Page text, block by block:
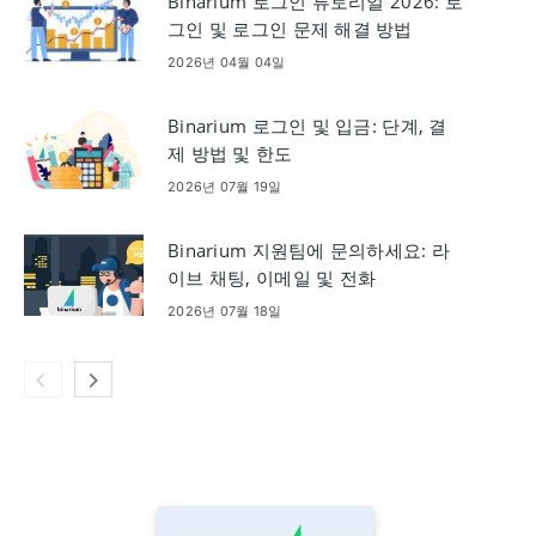
그인 및 로그인 문제 해결 방법
2026년 04월 04일
Binarium 로그인 및 입금: 단계, 결
제 방법 및 한도
2026년 07월 19일
Binarium 지원팀에 문의하세요: 라
이브 채팅, 이메일 및 전화
2026년 07월 18일